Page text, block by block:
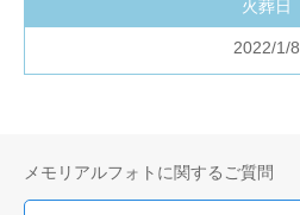
火葬日
2022/1/8
メモリアルフォトに関するご質問